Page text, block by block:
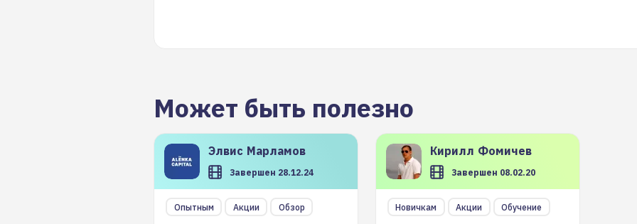
Может быть полезно
Элвис Марламов
Завершен 28.12.24
Опытным Акции Обзор
Кирилл Фомичев
Завершен 08.02.20
Новичкам Акции Обучение